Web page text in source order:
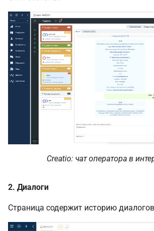
Creatio: чат оператора в
2. Диалоги
Страница содержит историю диалогов